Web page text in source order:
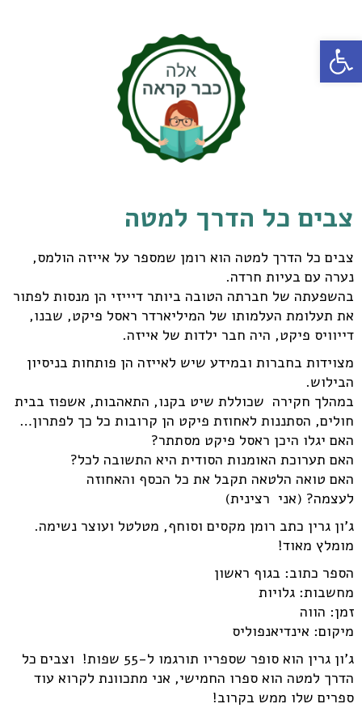
פתח סרגל נגישות
צבים כל הדרך למטה
צבים כל הדרך למטה הוא רומן שמספר על אייזה הולמס,
נערה עם בעיות חרדה.
בהשפעתה של חברתה הטובה ביותר דיייזי הן מנסות לפתור
את תעלומת העלמותו של המיליארדר ראסל פיקט, שבנו,
דייוויס פיקט, היה חבר ילדות של אייזה.
מצוידות בחברות ובמידע שיש לאייזה הן פותחות בניסיון
הבילוש.
במהלך חקירה שכוללת שיט בקנו, התאהבות, אשפוז בבית
חולים, הסתננות לאחוזת פיקט הן קרובות כל כך לפתרון…
האם יגלו היכן ראסל פיקט מסתתר?
האם תערוכת האומנות הסודית היא התשובה לכל?
האם טואה הלטאה תקבל את כל הכסף והאחוזה
לעצמה? (אני רצינית)
ג'ון גרין כתב רומן מקסים וסוחף, מטלטל ועוצר נשימה.
מומלץ מאוד!
הספר כתוב: בגוף ראשון
מחשבות: גלויות
זמן: הווה
מיקום: אינדיאנפוליס
ג'ון גרין הוא סופר שספריו תורגמו ל-55 שפות! וצבים כל
הדרך למטה הוא ספרו החמישי, אני מתכוונת לקרוא עוד
ספרים שלו ממש בקרוב!